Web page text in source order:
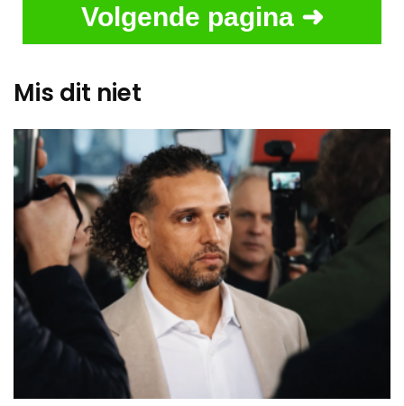
Volgende pagina ➜
Mis dit niet